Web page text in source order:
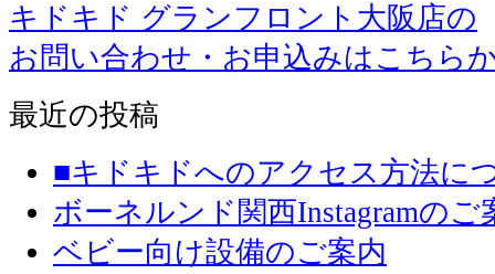
キドキド グランフロント大阪店の
お問い合わせ・お申込みはこちら
最近の投稿
■キドキドへのアクセス方法に
ボーネルンド関西Instagramのご
ベビー向け設備のご案内